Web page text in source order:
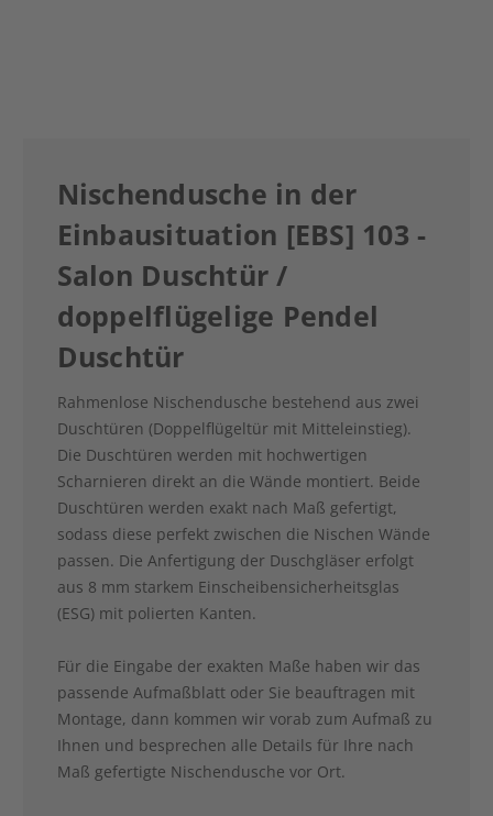
Nischendusche in der
Einbausituation [EBS] 103 -
Salon Duschtür /
doppelflügelige Pendel
Duschtür
Rahmenlose Nischendusche bestehend aus zwei
Duschtüren (Doppelflügeltür mit Mitteleinstieg).
Die Duschtüren werden mit hochwertigen
Scharnieren direkt an die Wände montiert. Beide
Duschtüren werden exakt nach Maß gefertigt,
sodass diese perfekt zwischen die Nischen Wände
passen. Die Anfertigung der Duschgläser erfolgt
aus 8 mm starkem Einscheibensicherheitsglas
(ESG) mit polierten Kanten.
Für die Eingabe der exakten Maße haben wir das
passende Aufmaßblatt oder Sie beauftragen mit
Montage, dann kommen wir vorab zum Aufmaß zu
Ihnen und besprechen alle Details für Ihre nach
Maß gefertigte Nischendusche vor Ort.